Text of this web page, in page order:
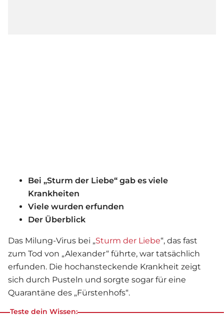
Bei „Sturm der Liebe“ gab es viele
Krankheiten
Viele wurden erfunden
Der Überblick
Das Milung-Virus bei „Sturm der Liebe“, das fast
zum Tod von „Alexander“ führte, war tatsächlich
erfunden. Die hochansteckende Krankheit zeigt
sich durch Pusteln und sorgte sogar für eine
Quarantäne des „Fürstenhofs“.
Teste dein Wissen: